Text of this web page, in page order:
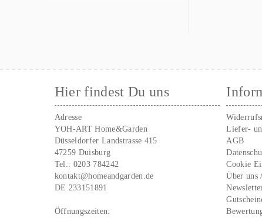
Hier findest Du uns
Adresse
YOH-ART Home&Garden
Düsseldorfer Landstrasse 415
47259 Duisburg
Tel.: 0203 784242
kontakt@homeandgarden.de
DE 233151891
Öffnungszeiten:
Liefer-
AGB
Cookie
Über uns